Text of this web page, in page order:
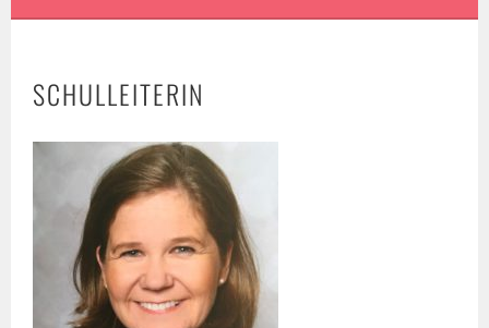
SCHULLEITERIN